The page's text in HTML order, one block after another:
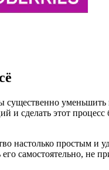
существенно
и сделать этот процесс
настолько простым и
самостоятельно, не